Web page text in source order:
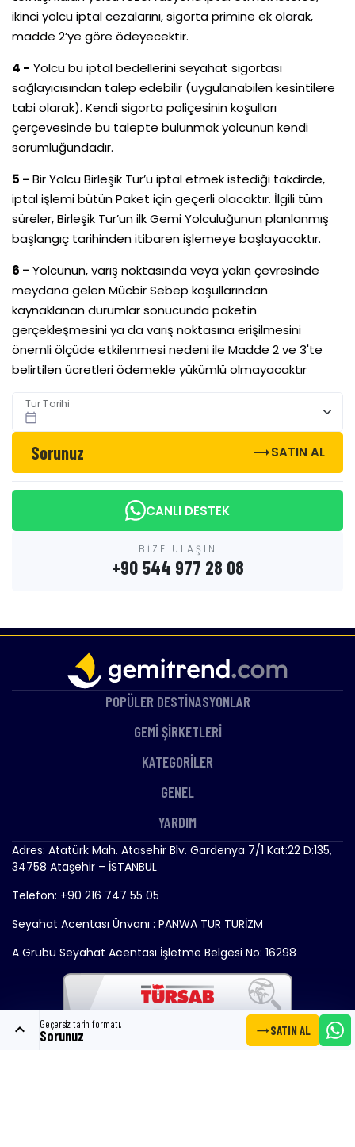
ikinci yolcu iptal cezalarını, sigorta primine ek olarak,
madde 2’ye göre ödeyecektir.
4 - Yolcu bu iptal bedellerini seyahat sigortası
sağlayıcısından talep edebilir (uygulanabilen kesintilere
tabi olarak). Kendi sigorta poliçesinin koşulları
çerçevesinde bu talepte bulunmak yolcunun kendi
sorumluğundadır.
5 - Bir Yolcu Birleşik Tur’u iptal etmek istediği takdirde,
iptal işlemi bütün Paket için geçerli olacaktır. İlgili tüm
süreler, Birleşik Tur’un ilk Gemi Yolculuğunun planlanmış
başlangıç tarihinden itibaren işlemeye başlayacaktır.
6 - Yolcunun, varış noktasında veya yakın çevresinde
meydana gelen Mücbir Sebep koşullarından
kaynaklanan durumlar sonucunda paketin
gerçekleşmesini ya da varış noktasına erişilmesini
önemli ölçüde etkilenmesi nedeni ile Madde 2 ve 3'te
belirtilen ücretleri ödemekle yükümlü olmayacaktır
Tur Tarihi
calendar_today
Sorunuz trending_flatSATIN AL
CANLI DESTEK
BİZE ULAŞIN
+90 544 977 28 08
expand_less Geçersiz tarih formatı.
Sorunuz trending_flatSATIN AL
POPÜLER DESTİNASYONLAR
GEMİ ŞİRKETLERİ
KATEGORİLER
GENEL
YARDIM
Adres: Atatürk Mah. Atasehir Blv. Gardenya 7/1 Kat:22 D:135,
34758 Ataşehir – İSTANBUL
Telefon: +90 216 747 55 05
Seyahat Acentası Ünvanı : PANWA TUR TURİZM
A Grubu Seyahat Acentası İşletme Belgesi No: 16298